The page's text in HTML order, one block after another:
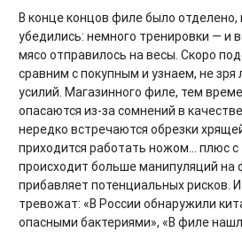
В конце концов филе было отделено,
убедились: немного тренировки — и
мясо отправилось на весы. Скоро
сравним с покупным и узнаем, не зря
усилий. Магазинного филе, тем
опасаются из-за сомнений в
нередко встречаются обрезки
приходится работать ножом... плюс
происходит больше манипуляций на
прибавляет потенциальных рисков.
тревожат: «В России обнаружили
опасными бактериями», «В филе